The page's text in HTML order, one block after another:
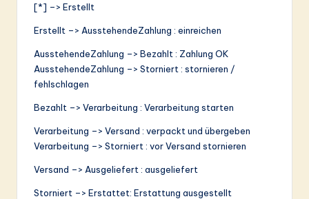
[*] –> Erstellt
Erstellt –> AusstehendeZahlung : einreichen
AusstehendeZahlung –> Bezahlt : Zahlung OK
AusstehendeZahlung –> Storniert : stornieren /
fehlschlagen
Bezahlt –> Verarbeitung : Verarbeitung starten
Verarbeitung –> Versand : verpackt und übergeben
Verarbeitung –> Storniert : vor Versand stornieren
Versand –> Ausgeliefert : ausgeliefert
Storniert –> Erstattet: Erstattung ausgestellt